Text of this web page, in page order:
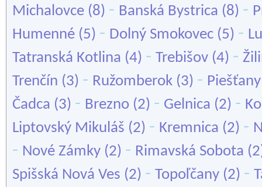
Michalovce (8) - Banská Bystrica (8) -
Humenné (5) - Dolný Smokovec (5) -
Tatranská Kotlina (4) - Trebišov (4) -
Trenčín (3) - Ružomberok (3) - Piešťany
Čadca (3) - Brezno (2) - Gelnica (2) -
Liptovský Mikuláš (2) - Kremnica (2) -
- Nové Zámky (2) - Rimavská Sobota
Spišská Nová Ves (2) - Topoľčany (2) -